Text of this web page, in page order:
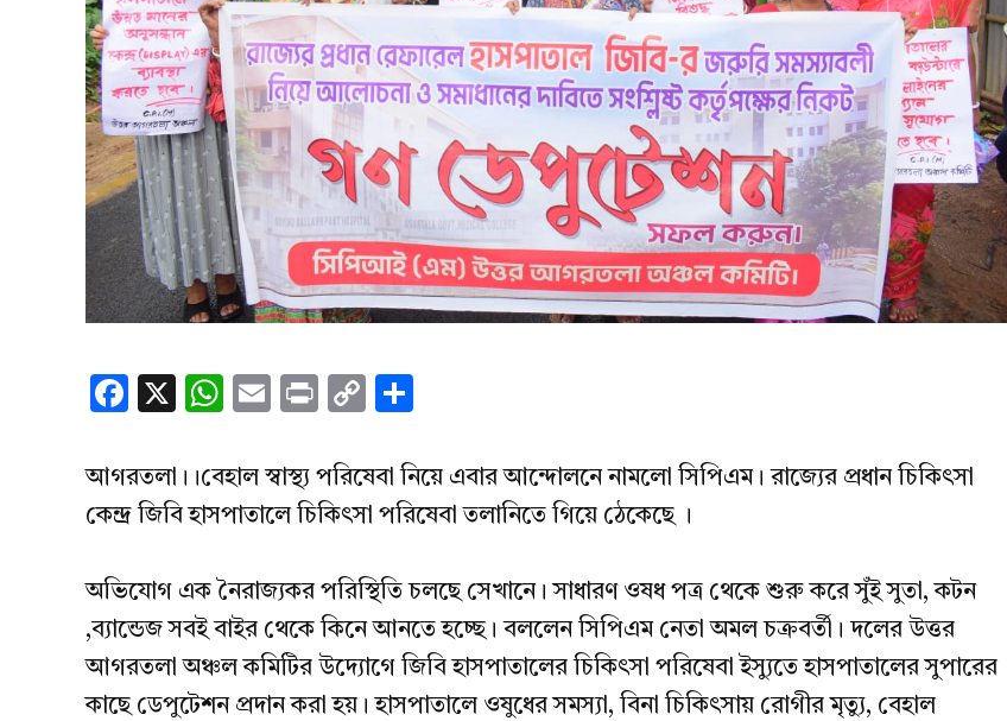
Facebook
X WhatsApp
EmailPrintCopy
আগরতলা।।বেহাল স্বাস্থ্য পরিষেবা নিয়ে এবার আন্দোলনে নামলো সিপিএম। রাজ্যের প্রধান চিকিৎসা
কেন্দ্র জিবি হাসপাতালে চিকিৎসা পরিষেবা তলানিতে গিয়ে ঠেকেছে ।
অভিযোগ এক নৈরাজ্যকর পরিস্থিতি চলছে সেখানে। সাধারণ ওষধ পত্র থেকে শুরু করে সুঁই সুতা, কটন
,ব্যান্ডেজ সবই বাইর থেকে কিনে আনতে হচ্ছে। বললেন সিপিএম নেতা অমল চক্রবর্তী। দলের উত্তর
আগরতলা অঞ্চল কমিটির উদ্যোগে জিবি হাসপাতালের চিকিৎসা পরিষেবা ইস্যুতে হাসপাতালের সুপারের
কাছে ডেপুটেশন প্রদান করা হয়। হাসপাতালে ওষুধের সমস্যা, বিনা চিকিৎসায় রোগীর মৃত্যু, বেহাল